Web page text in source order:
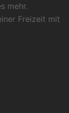
mehr.
Freizeit mit